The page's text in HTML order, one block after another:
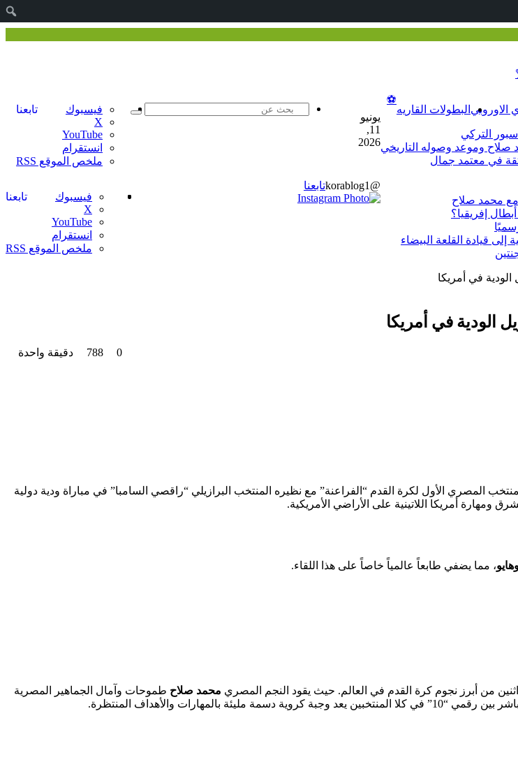
الاوروبي البطولات القاريه تابعنا
فيسبوك
‫X
‫YouTube
انستقرام
ملخص الموقع RSS
مقال
عشوائي
الوضع
المظلمبحث
صلاح وموعد وصوله التاريخي
في معتمد جمال
محمد صلاح
إفريقيا؟
قيادة القلعة البيضاء
تابعنا
فيسبوك
‫X
‫YouTube
انستقرام
ملخص الموقع RSS
تسجيل
الدخول
مقال
عشوائي
إضافة
عمود
جانبي
في أمريكا
الودية في أمريكا
0 دقيقة واحدة
المصري الأول لكرة القدم “الفراعنة” مع نظيره المنتخب البرازيلي “راقصي السامبا” في مباراة ودية دولية
أمريكا اللاتينية على الأراضي الأمريكية.
، مما يضفي طابعاً عالمياً خاصاً على هذا اللقاء.
من أبرز نجوم كرة القدم في العالم. حيث يقود النجم المصري محمد صلاح طموحات وآمال الجماهير المصرية
مليئة بالمهارات والأهداف المنتظرة.
2026 🏆
⚽
يونيو
11,
2026
@korablog1 تابعنا